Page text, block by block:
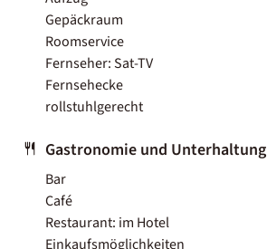
Gepäckraum
Roomservice
Fernseher: Sat-TV
Fernsehecke
rollstuhlgerecht
Gastronomie und Unterhaltung
Bar
Café
Restaurant: im Hotel
Einkaufsmöglichkeiten